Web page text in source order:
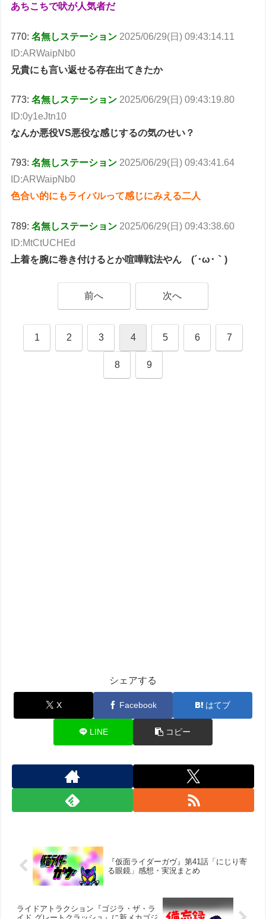
あちこちで吠が人気者だ
770:名無しステーション 2025/06/29(日) 09:43:14.11
ID:ARWaipNb0
兄貴にも言い返せる存在出てきたか
773:名無しステーション 2025/06/29(日) 09:43:19.80
ID:0y1eJtn10
なんか悪役VS悪役な感じするの気のせい？
793:名無しステーション 2025/06/29(日) 09:43:41.64
ID:ARWaipNb0
色合い的にもライバルって感じにみえる二人
789:名無しステーション 2025/06/29(日) 09:43:38.60
ID:MtCtUCHEd
上着を腕に巻き付けるとか喧嘩戦法やん (´･ω･｀)
前へ 次へ
1 2 3 4 5 6 7
8 9
シェアする
X Facebook はてブ
LINE コピー
『仮面ライダーガヴ』第41話「にじり寄
る眼鏡」感想・実況まとめ
ライドアトラクション『ゴジラ・ザ・ラ